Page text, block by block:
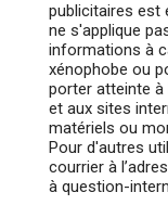
publicitaires est
ne s'applique
informations à
xénophobe ou
porter atteinte à
et aux sites
matériels ou
Pour d'autres
courrier à
à question-